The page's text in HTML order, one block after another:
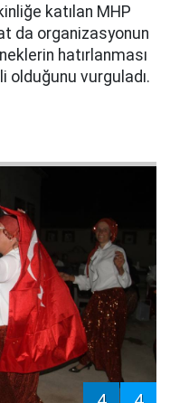
katılan MHP
da organizasyonun
hatırlanması
olduğunu vurguladı.